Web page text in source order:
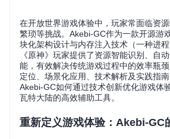
在开放世界游戏体验中，玩家常面临资
繁琐等挑战。Akebi-GC作为一款开源游
块化架构设计与内存注入技术（一种进
《原神》玩家提供了资源智能识别、自
能，有效解决传统游戏过程中的效率瓶
定位、场景化应用、技术解析及实践指
Akebi-GC如何通过技术创新优化游戏体
瓦特大陆的高效辅助工具。
重新定义游戏体验：Akebi-GC